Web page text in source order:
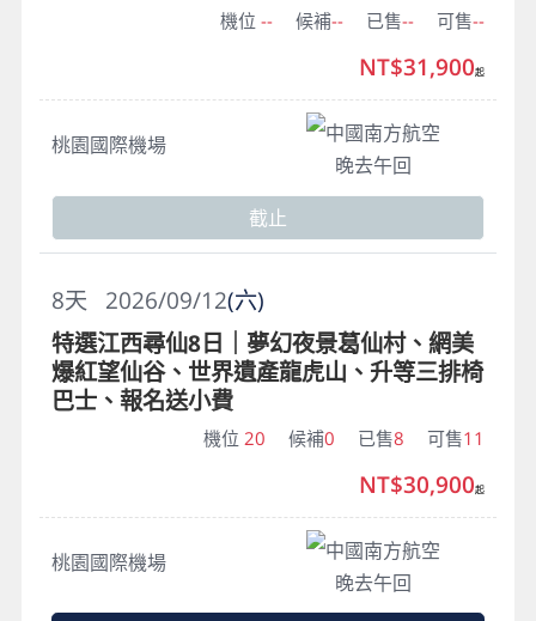
機位 -- 候補-- 已售-- 可售--
桃園國際機場
中國南方航空
晚去午回
NT$31,900起
截止
2026/09/12(六)
8天
特選江西尋仙8日｜夢幻夜景葛仙村、網美
爆紅望仙谷、世界遺產龍虎山、升等三排椅
巴士、報名送小費
機位 20 候補0 已售8 可售11
桃園國際機場
中國南方航空
晚去午回
NT$30,900起